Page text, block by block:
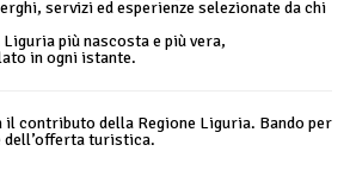
servizi ed esperienze selezionate da chi
più nascosta e più vera,
in ogni istante.
contributo della Regione Liguria. Bando per
dell’offerta turistica.